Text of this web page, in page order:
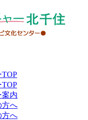
案内
方へ
方へ